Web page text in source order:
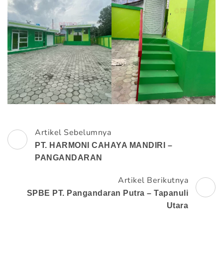
Navigasi
Artikel
Artikel Sebelumnya
PT. HARMONI CAHAYA MANDIRI –
PANGANDARAN
Artikel Berikutnya
SPBE PT. Pangandaran Putra – Tapanuli
Utara